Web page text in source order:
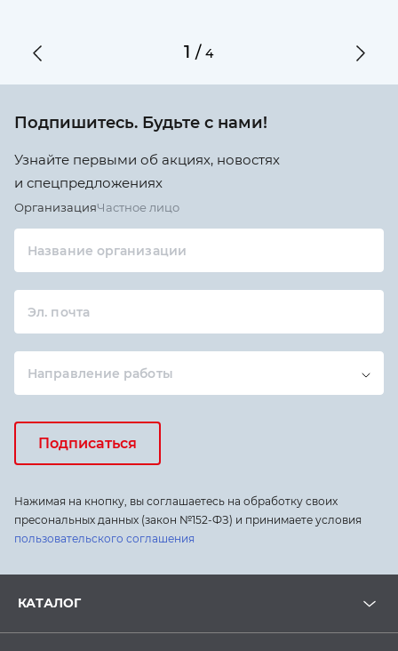
1 /4
Подпишитесь. Будьте с нами!
Узнайте первыми об акциях, новостях
и спецпредложениях
ОрганизацияЧастное лицо
Название организации
Эл. почта
Направление работы
Подписаться
Нажимая на кнопку, вы соглашаетесь на обработку своих
пресональных данных (закон №152-ФЗ) и принимаете условия
пользовательского соглашения
КАТАЛОГ